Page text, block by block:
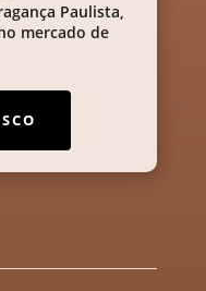
Paulista,
mercado de